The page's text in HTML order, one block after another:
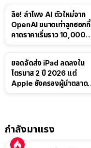
ลือ! ลำโพง AI ตัวใหม่จาก
OpenAI ขนาดเท่าลูกฮอกกี้
คาดราคาเริ่มราว 10,000
ยอดจัดส่ง iPad ลดลงใน
ไตรมาส 2 ปี 2026 แต่
Apple ยังครองผู้นำตลาด
กำลังมาแรง